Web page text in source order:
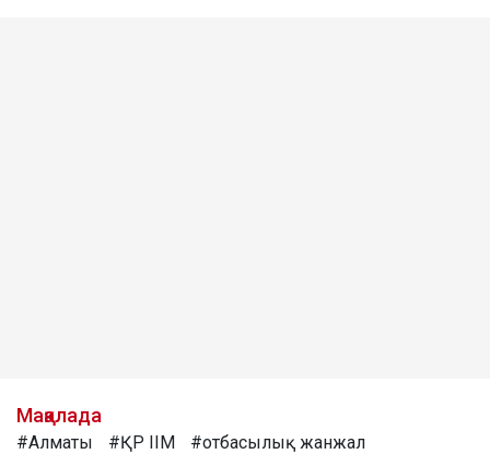
Мақалада
#Алматы #ҚР ІІМ #отбасылық жанжал